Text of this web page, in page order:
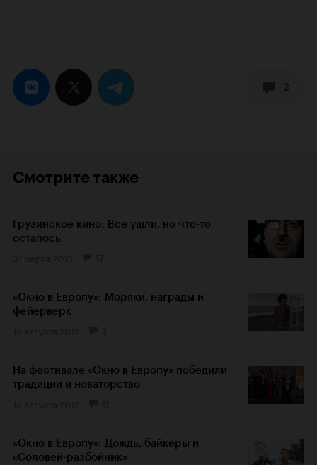
Смотрите также
Грузинское кино: Все ушли, но что-то
осталось
«Окно в Европу»: Моряки, награды и
фейерверк
На фестивале «Окно в Европу» победили
традиции и новаторство
«Окно в Европу»: Дождь, байкеры и
«Соловей-разбойник»